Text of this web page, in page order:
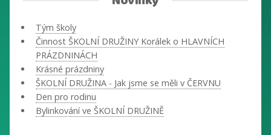
Tým školy
Činnost ŠKOLNÍ DRUŽINY Korálek o HLAVNÍCH
PRÁZDNINÁCH
Krásné prázdniny
ŠKOLNÍ DRUŽINA - Jak jsme se měli v ČERVNU
Den pro rodinu
Bylinkování ve ŠKOLNÍ DRUŽINĚ